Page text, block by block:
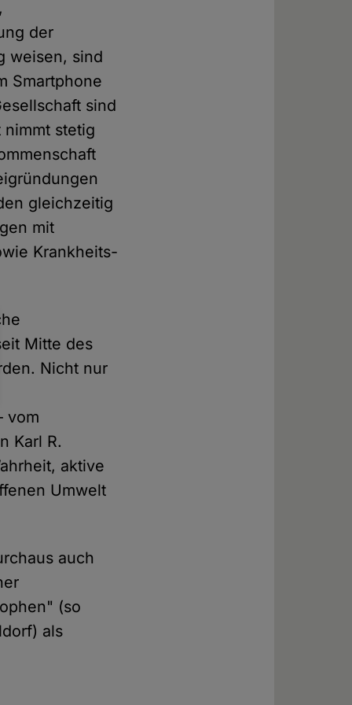
der
weisen, sind
Smartphone
sind
stetig
gleichzeitig
mit
Krankheits-
Mitte des
Nicht nur
vom
Karl R.
aktive
Umwelt
auch
(so
als